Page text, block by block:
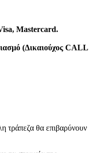
, Mastercard.
(Δικαιούχος CALL
τράπεζα θα επιβαρύνουν